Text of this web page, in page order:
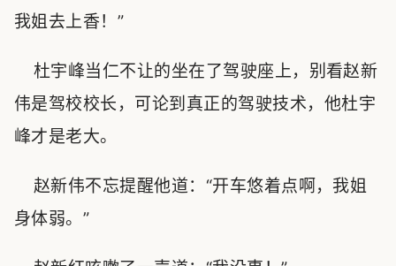
我姐去上香！”
杜宇峰当仁不让的坐在了驾驶座上，别看赵新
伟是驾校校长，可论到真正的驾驶技术，他杜宇
峰才是老大。
赵新伟不忘提醒他道：“开车悠着点啊，我姐
身体弱。”